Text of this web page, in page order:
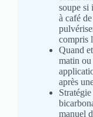
soupe si
à café
compris
Quand
matin
après
manuel